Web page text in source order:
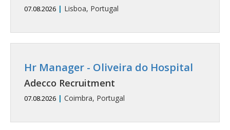
07.08.2026 | Lisboa, Portugal
Hr Manager - Oliveira do Hospital
Adecco Recruitment
07.08.2026 | Coimbra, Portugal